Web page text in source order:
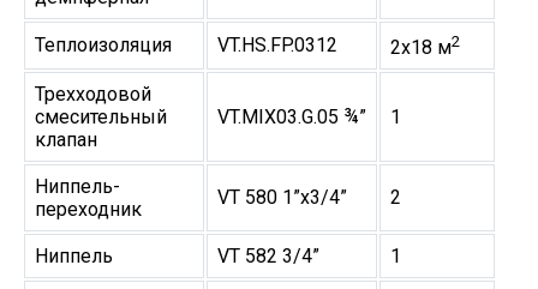
Теплоизоляция VT.HS.FP.0312 2х18 м2
Трехходовой
смесительный
клапан
VT.MIX03.G.05 ¾” 1
Ниппель-
переходник
VT 580 1”х3/4” 2
Ниппель VT 582 3/4” 1